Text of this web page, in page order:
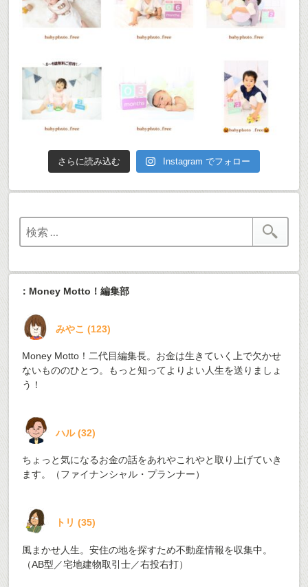
さらに読み込む Instagram でフォロー
：Money Motto！編集部
みやこ(123)
Money Motto！二代目編集長。お金は生きていく上で欠かせ
ないもののひとつ。もっと知ってよりよい人生を送りましょ
う！
ハル(32)
ちょっと気になるお金の話をあれやこれやと取り上げていき
ます。（ファイナンシャル・プランナー）
トリ(35)
風まかせ人生。安住の地を探すため不動産情報を収集中。
（AB型／宅地建物取引士／右投右打）